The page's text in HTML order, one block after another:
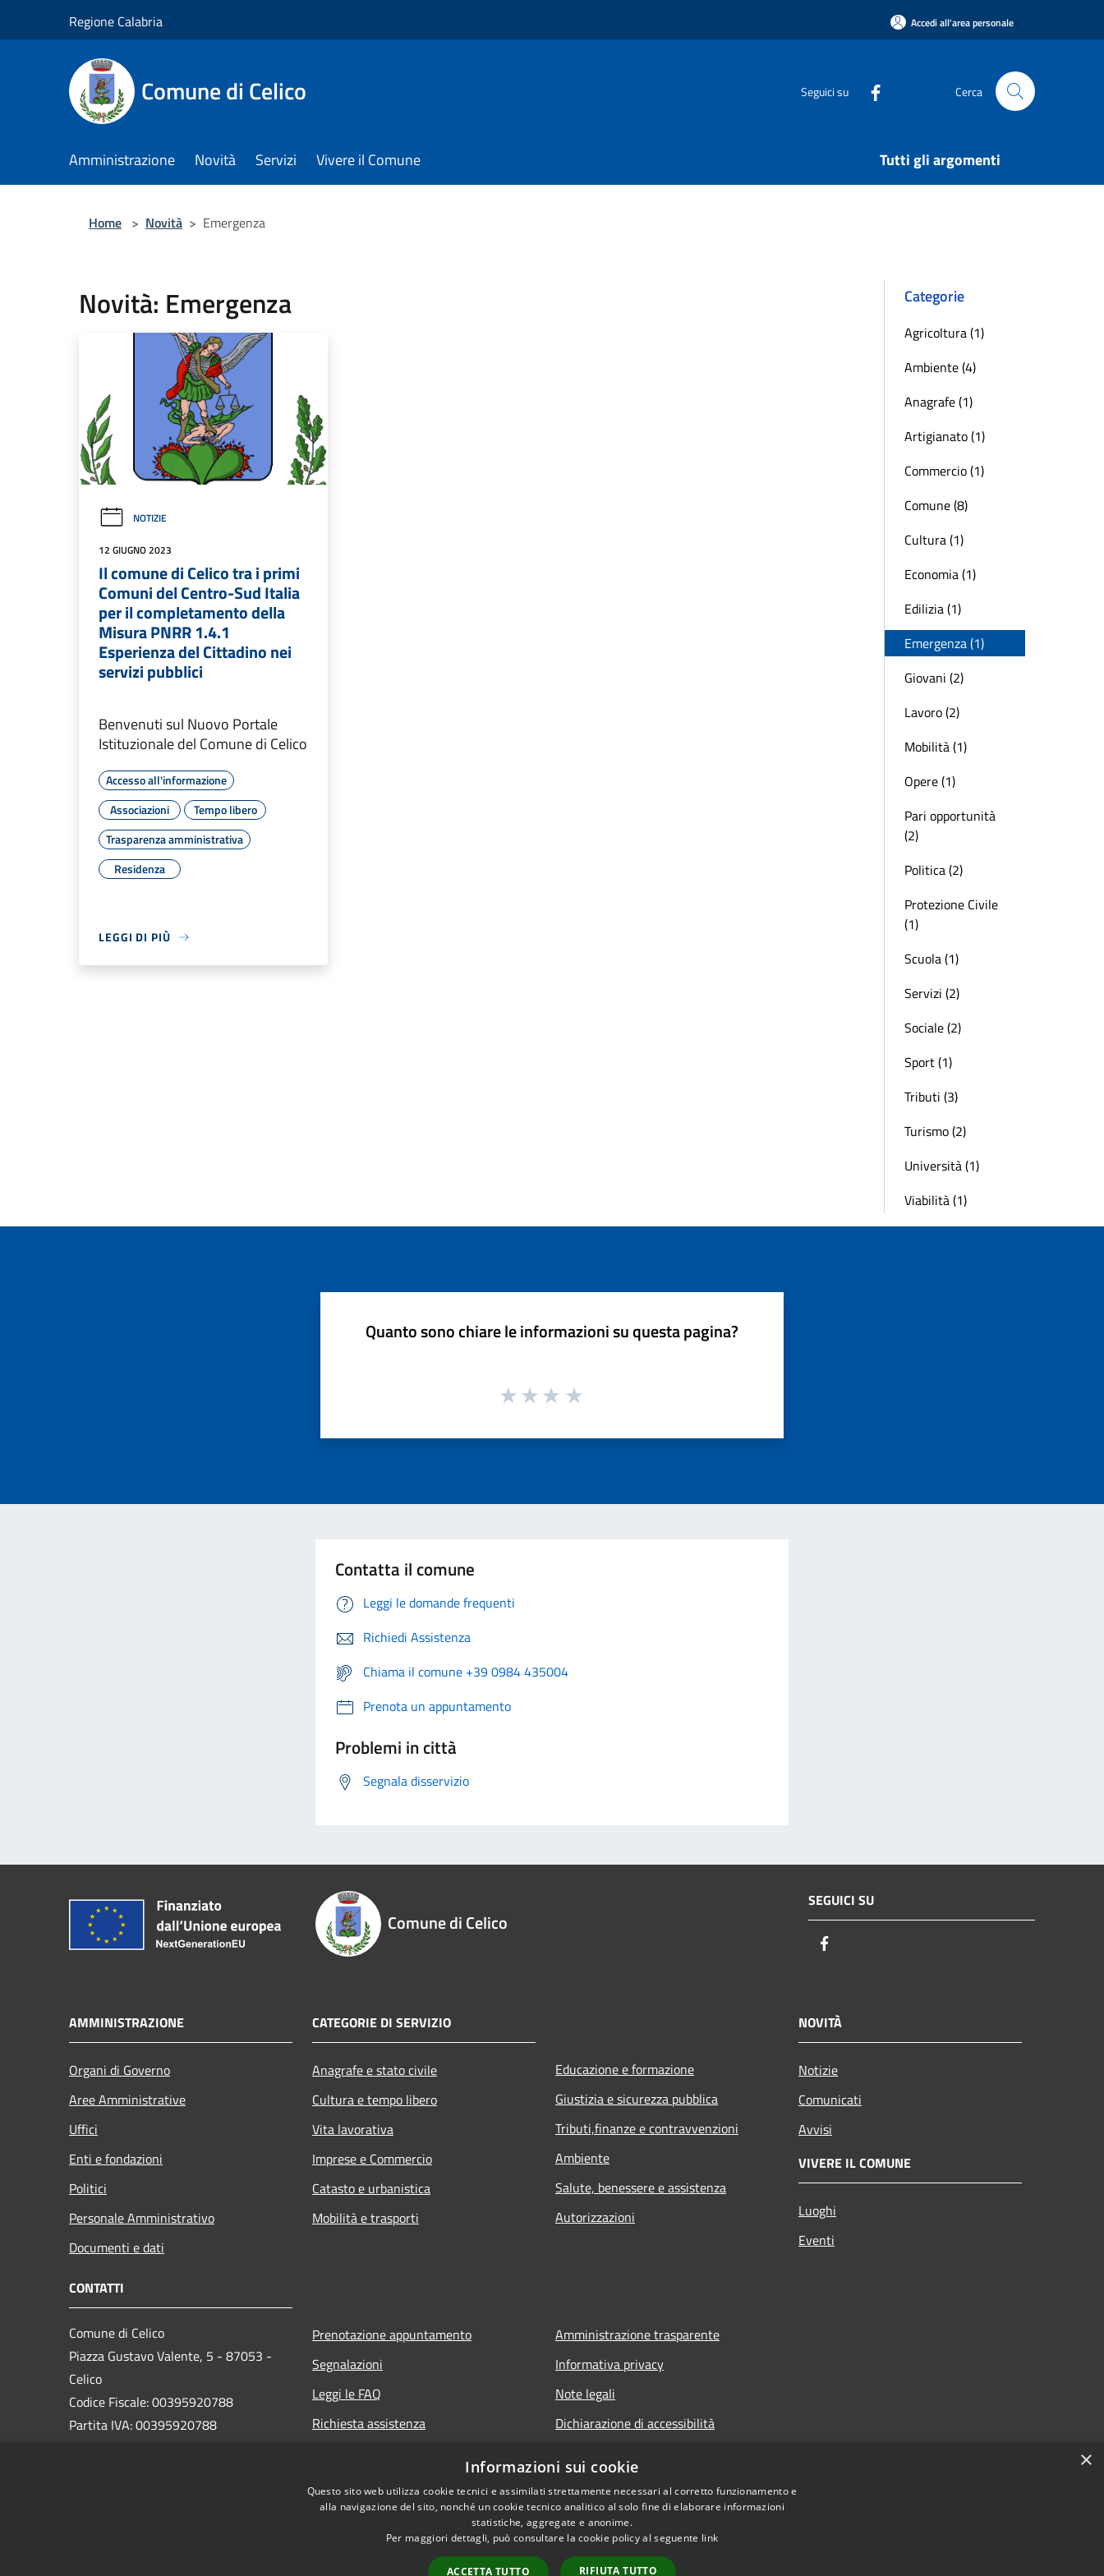
Regione Calabria Accedi all'area personale
Comune di Celico Seguici su Cerca
Amministrazione Novità Servizi Vivere il Comune Tutti gli argomenti
Home > Novità > Emergenza
Novità: Emergenza
NOTIZIE
12 GIUGNO 2023
Il comune di Celico tra i primi
Comuni del Centro-Sud Italia
per il completamento della
Misura PNRR 1.4.1
Esperienza del Cittadino nei
servizi pubblici
Benvenuti sul Nuovo Portale
Istituzionale del Comune di Celico
Accesso all'informazione
Associazioni
Tempo libero
Trasparenza amministrativa
Residenza
LEGGI DI PIÙ
Categorie
Agricoltura (1)
Ambiente (4)
Anagrafe (1)
Artigianato (1)
Commercio (1)
Comune (8)
Cultura (1)
Economia (1)
Edilizia (1)
Emergenza (1)
Giovani (2)
Lavoro (2)
Mobilità (1)
Opere (1)
Pari opportunità
(2)
Politica (2)
Protezione Civile
(1)
Scuola (1)
Servizi (2)
Sociale (2)
Sport (1)
Tributi (3)
Turismo (2)
Università (1)
Viabilità (1)
Quanto sono chiare le informazioni su questa pagina?
Contatta il comune
Leggi le domande frequenti
Richiedi Assistenza
Chiama il comune +39 0984 435004
Prenota un appuntamento
Problemi in città
Segnala disservizio
Comune di Celico
SEGUICI SU
AMMINISTRAZIONE
Organi di Governo
Aree Amministrative
Uffici
Enti e fondazioni
Politici
Personale Amministrativo
Documenti e dati
CATEGORIE DI SERVIZIO
Anagrafe e stato civile
Cultura e tempo libero
Vita lavorativa
Imprese e Commercio
Catasto e urbanistica
Mobilità e trasporti
Educazione e formazione
Giustizia e sicurezza pubblica
Tributi,finanze e contravvenzioni
Ambiente
Salute, benessere e assistenza
Autorizzazioni
NOVITÀ
Notizie
Comunicati
Avvisi
VIVERE IL COMUNE
Luoghi
Eventi
CONTATTI
Comune di Celico
Piazza Gustavo Valente, 5 - 87053 -
Celico
Codice Fiscale: 00395920788
Partita IVA: 00395920788
Prenotazione appuntamento
Segnalazioni
Leggi le FAQ
Richiesta assistenza
Amministrazione trasparente
Informativa privacy
Note legali
Dichiarazione di accessibilità
×
Informazioni sui cookie
Questo sito web utilizza cookie tecnici e assimilati strettamente necessari al corretto funzionamento e
alla navigazione del sito, nonché un cookie tecnico analitico al solo fine di elaborare informazioni
statistiche, aggregate e anonime.
Per maggiori dettagli, può consultare la cookie policy al seguente link
ACCETTA TUTTO RIFIUTA TUTTO